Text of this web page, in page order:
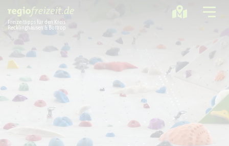
Freizeittipps für den Kreis
Recklinghausen & Bottrop
Ausflugstipps
Sport + Bewegung
Freizeitregion